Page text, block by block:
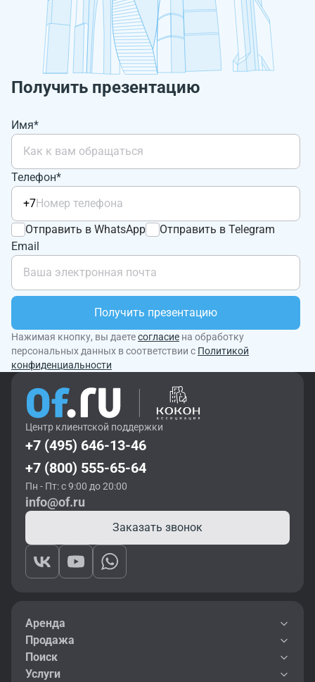
Получить презентацию
Имя*
Телефон*
+7
Отправить в WhatsApp
Отправить в Telegram
Email
Получить презентацию
Нажимая кнопку, вы даетесогласие на обработку
персональных данных в соответствии с Политикой
конфиденциальности
Центр клиентской поддержки
+7 (495) 646-13-46
+7 (800) 555-65-64
Пн - Пт: с 9:00 до 20:00
info@of.ru
Заказать звонок
Аренда
Продажа
Поиск
Услуги